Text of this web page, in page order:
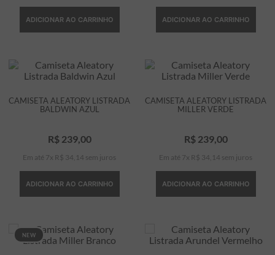
ADICIONAR AO CARRINHO ADICIONAR AO CARRINHO
CAMISETA ALEATORY LISTRADA
BALDWIN AZUL
R$ 239, 00
Em até 7 x R$ 34 14 sem juros
ADICIONAR AO CARRINHO
CAMISETA ALEATORY LISTRADA
MILLER VERDE
R$ 239, 00
Em até 7 x R$ 34 14 sem juros
ADICIONAR AO CARRINHO
NEW